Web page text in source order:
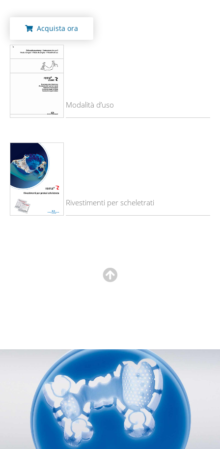
Acquista ora
Modalità d’uso
Rivestimenti per scheletrati